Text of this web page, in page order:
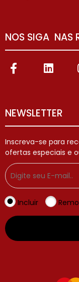
NOS SIGA NAS
NEWSLETTER
Inscreva-se para
ofertas especiais e
Incluir